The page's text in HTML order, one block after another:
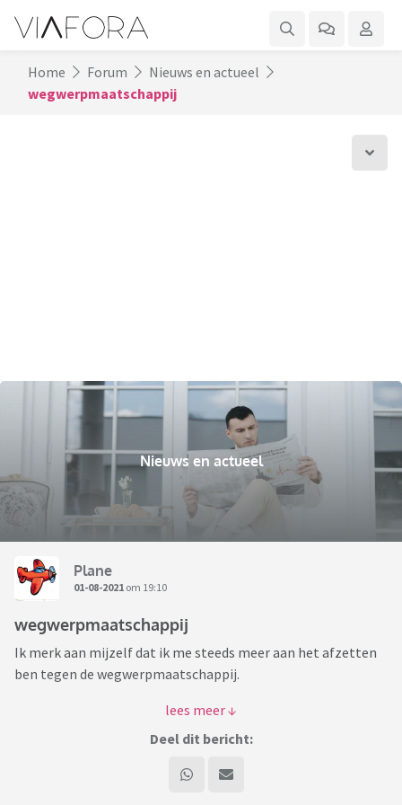
Home Forum
Nieuws en actueel
wegwerpmaatschappij
Nieuws en actueel
Plane
01-08-2021 om 19:10
wegwerpmaatschappij
Ik merk aan mijzelf dat ik me steeds meer aan het afzetten
ben tegen de wegwerpmaatschappij.
wegwerpmaatschappijis een term die een
beschrijft waarin steeds meer producten worden
gebruikt en vervolgens te worden weggegooid."
Deel dit bericht: